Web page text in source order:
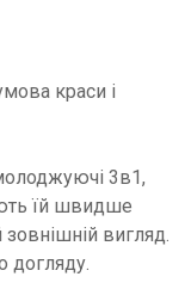
краси і
3в1,
їй швидше
вигляд.
догляду.